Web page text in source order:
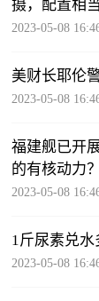
摄，配置相
2023-05-08
美财长耶伦
2023-05-08
福建舰已开
的有核动力
2023-05-08
1斤尿素兑
2023-05-08